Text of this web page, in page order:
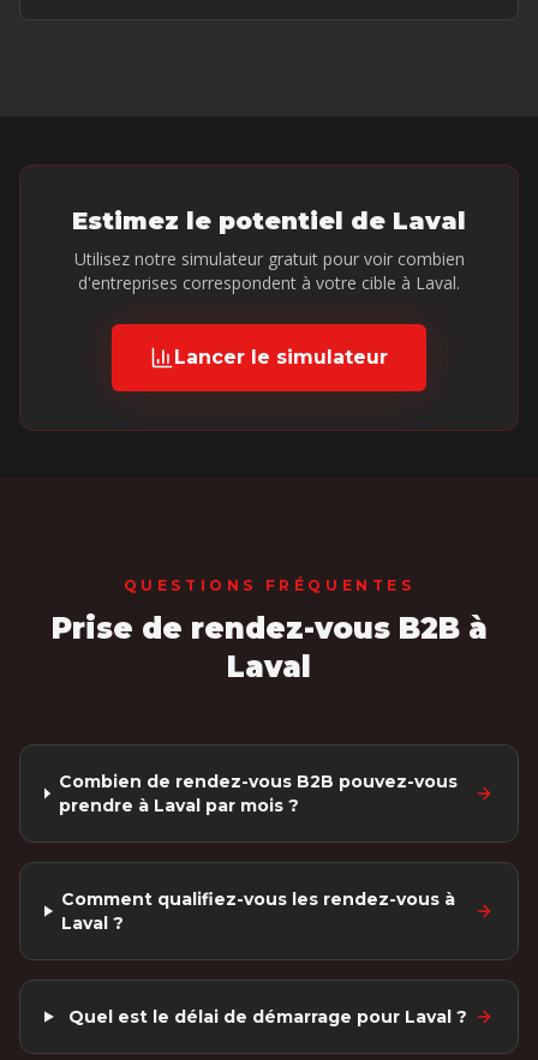
Estimez le potentiel de Laval
Utilisez notre simulateur gratuit pour voir combien
d'entreprises correspondent à votre cible à Laval.
Lancer le simulateur
QUESTIONS FRÉQUENTES
Prise de rendez-vous B2Bà
Laval
Combien de rendez-vous B2B pouvez-vous
prendre à Laval par mois ?
Comment qualifiez-vous les rendez-vous à
Laval ?
Quel est le délai de démarrage pour Laval ?